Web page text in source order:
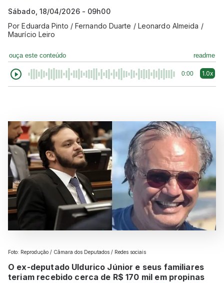
Sábado, 18/04/2026 - 09h00
PorEduarda Pinto / Fernando Duarte / Leonardo Almeida /
Maurício Leiro
ouça este conteúdo readme
0:00 1.0x
Foto: Reprodução / Câmara dos Deputados / Redes sociais
O ex-deputado Uldurico Júnior e seus familiares
teriam recebido cerca de R$ 170 mil em propinas